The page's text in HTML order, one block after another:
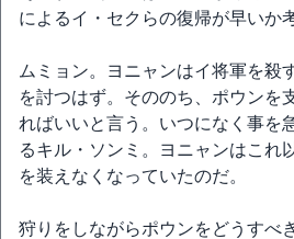
によるイ・セクらの復帰が早いか
ムミョン。ヨニャンはイ将軍を殺
を討つはず。そののち、ポウンを
ればいいと言う。いつになく事を
るキル・ソンミ。ヨニャンはこれ
を装えなくなっていたのだ。
狩りをしながらポウンをどうすべ